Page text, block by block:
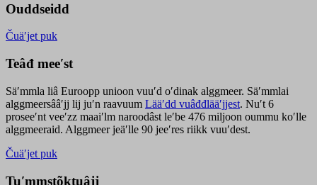
Ouddseidd
Čuäʹjet puk
Teâđ meeʹst
Säʹmmla liâ Euroopp unioon vuuʹd oʹdinak alggmeer. Säʹmmlai
alggmeersââʹjj lij juʹn raavuum Lääʹdd vuâđđlääʹjjest. Nuʹt 6
proseeʹnt veeʹzz maaiʹlm naroodâst leʹbe 476 miljoon oummu koʹlle
alggmeeraid. Alggmeer jeäʹlle 90 jeeʹres riikk vuuʹdest.
Čuäʹjet puk
Tuʹmmstõktuâjj